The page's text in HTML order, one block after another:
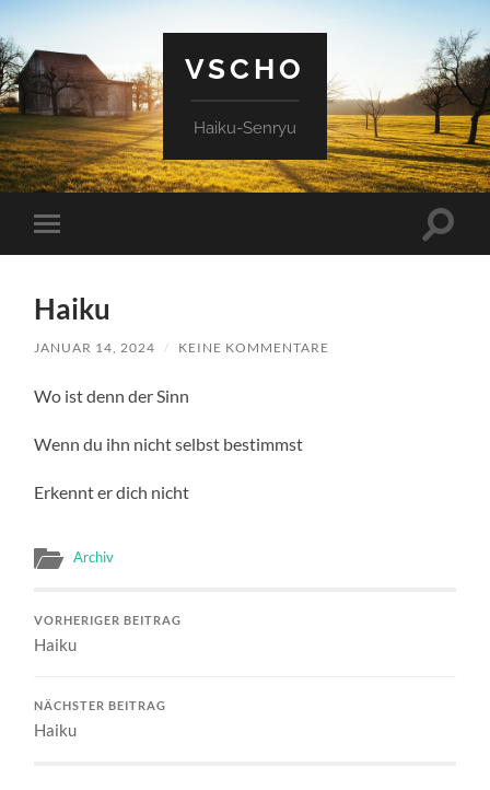
VSCHO
Haiku-Senryu
Mobile-
Menü
Haiku
JANUAR 14, 2024 / KEINE KOMMENTARE
Wo ist denn der Sinn
Wenn du ihn nicht selbst bestimmst
Erkennt er dich nicht
Archiv
VORHERIGER BEITRAG
Haiku
NÄCHSTER BEITRAG
Haiku